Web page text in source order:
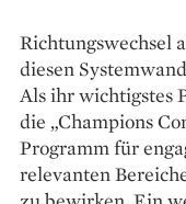
Richtungswechsel
diesen
Als ihr wichtigstes
die „Champions
Programm für
relevanten